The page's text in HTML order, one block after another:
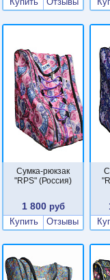
Сумка-рюкзак
"RPS" (Россия)
1 800руб
Купить
Отзывы